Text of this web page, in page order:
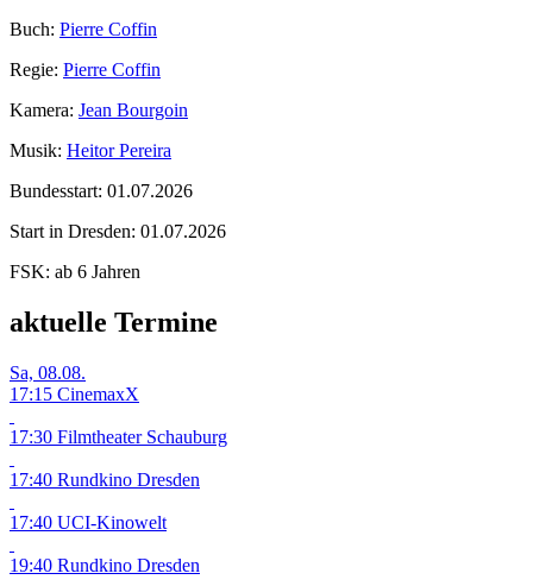
Buch: Pierre Coffin
Regie: Pierre Coffin
Kamera: Jean Bourgoin
Musik: Heitor Pereira
Bundesstart: 01.07.2026
Start in Dresden: 01.07.2026
FSK: ab 6 Jahren
aktuelle Termine
Sa, 08.08.
17:15 CinemaxX
17:30 Filmtheater Schauburg
17:40 Rundkino Dresden
17:40 UCI-Kinowelt
19:40 Rundkino Dresden